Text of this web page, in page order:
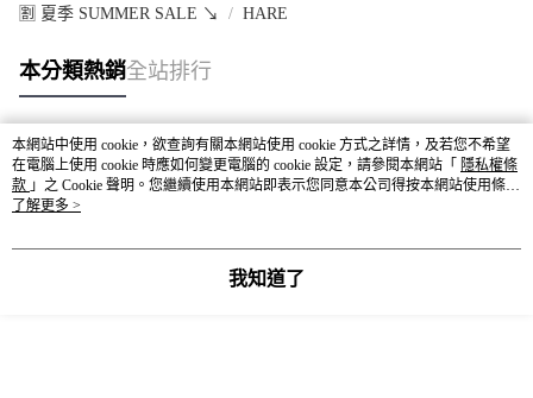
🈹 夏季 SUMMER SALE ↘️ HARE
本分類熱銷全站排行
熱門標籤
本網站中使用 cookie，欲查詢有關本網站使用 cookie 方式之詳情，及若您不希望
在電腦上使用 cookie 時應如何變更電腦的 cookie 設定，請參閱本網站「 隱私權條
款 」之 Cookie 聲明。您繼續使用本網站即表示您同意本公司得按本網站使用條款
之 Cookie 聲明使用 cookie。
了解更多 >
我知道了